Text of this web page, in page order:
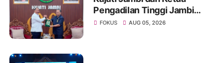
Pengadilan Tinggi Jambi
Berkomitmen Perkuat
FOKUS AUG 05, 2026